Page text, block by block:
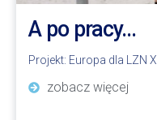
A po pracy…
Projekt: Europa dla LZN X
zobacz więcej